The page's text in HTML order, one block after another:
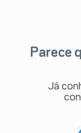
Parece
Já